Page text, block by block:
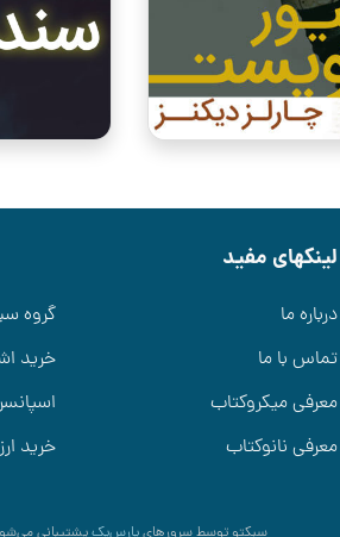
لینکهای مفید
درباره ما
تماس با ما
معرفی میکروکتاب
معرفی نانوکتاب
گروه
خرید
خرید